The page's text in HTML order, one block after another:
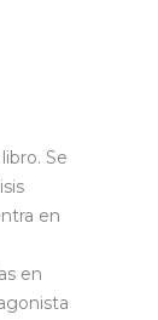
Se
en
en